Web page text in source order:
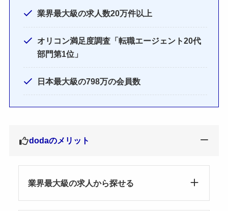
業界最大級の求人数20万件以上
オリコン満足度調査「転職エージェント20代
部門第1位」
日本最大級の798万の会員数
dodaのメリット
業界最大級の求人から探せる